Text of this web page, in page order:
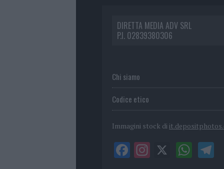
DIRETTA MEDIA ADV SRL
P.I. 02839380306
Chi siamo
Codice etico
Immagini stock di